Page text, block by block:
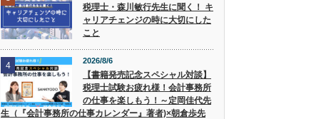
税理士・森川敏行先生に聞く！ キ
ャリアチェンジの時に大切にした
こと
4 2026/8/6
【書籍発売記念スペシャル対談】
税理士試験お疲れ様！会計事務所
の仕事を楽しもう！～定岡佳代先
生（『会計事務所の仕事カレンダー』著者)×朝倉歩先